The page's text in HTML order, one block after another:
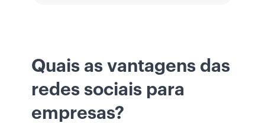
Quais as vantagens das
redes sociais para
empresas?